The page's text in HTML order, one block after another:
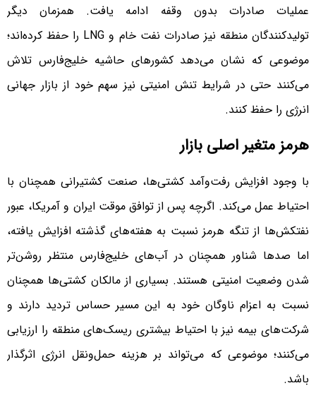
عملیات صادرات بدون وقفه ادامه یافت. همزمان دیگر
تولیدکنندگان منطقه نیز صادرات نفت خام و LNG را حفظ کرده‌اند؛
موضوعی که نشان می‌دهد کشورهای حاشیه خلیج‌فارس تلاش
می‌کنند حتی در شرایط تنش امنیتی نیز سهم خود از بازار جهانی
انرژی را حفظ کنند.
هرمز متغیر اصلی بازار
با وجود افزایش رفت‌وآمد کشتی‌ها، صنعت کشتیرانی همچنان با
احتیاط عمل می‌کند. اگرچه پس از توافق موقت ایران و آمریکا، عبور
نفتکش‌ها از تنگه هرمز نسبت به هفته‌های گذشته افزایش یافته،
اما صدها شناور همچنان در آب‌های خلیج‌فارس منتظر روشن‌تر
شدن وضعیت امنیتی هستند. بسیاری از مالکان کشتی‌ها همچنان
نسبت به اعزام ناوگان خود به این مسیر حساس تردید دارند و
شرکت‌های بیمه نیز با احتیاط بیشتری ریسک‌های منطقه را ارزیابی
می‌کنند؛ موضوعی که می‌تواند بر هزینه حمل‌ونقل انرژی اثرگذار
باشد.